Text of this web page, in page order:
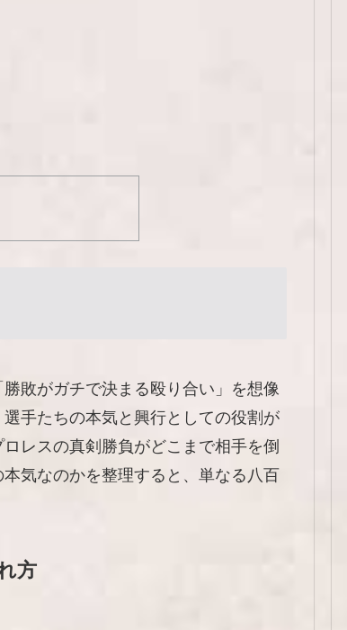
敗がガチで決まる殴り合い」を想像
手たちの本気と興行としての役割が
レスの真剣勝負がどこまで相手を倒
気なのかを整理すると、単なる八百
方